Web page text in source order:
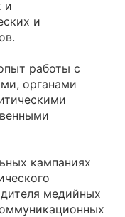
и
и
работы с
органами
кампаниях
медийных